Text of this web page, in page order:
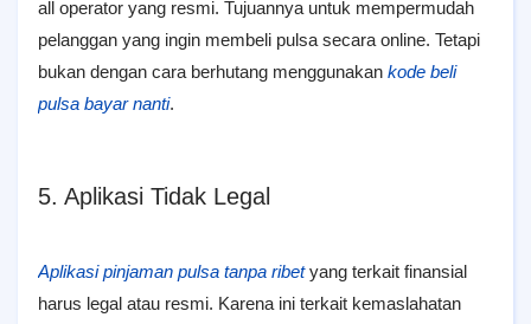
all operator yang resmi. Tujuannya untuk mempermudah
pelanggan yang ingin membeli pulsa secara online. Tetapi
bukan dengan cara berhutang menggunakan kode beli
pulsa bayar nanti.
5. Aplikasi Tidak Legal
Aplikasi pinjaman pulsa tanpa ribetyang terkait finansial
harus legal atau resmi. Karena ini terkait kemaslahatan